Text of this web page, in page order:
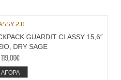
GUARDIT CLASSY 15,6″
DRY SAGE
119,00€
ΑΓΟΡΑ